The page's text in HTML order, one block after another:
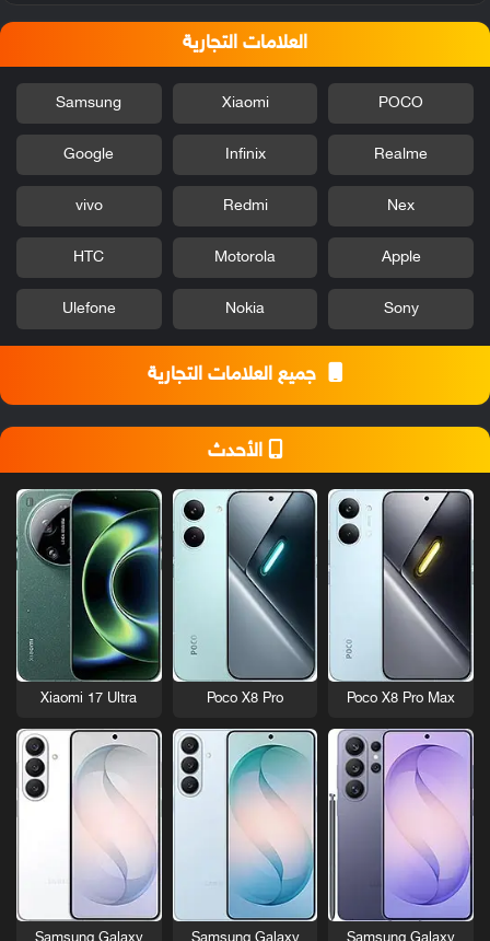
العلامات التجارية
POCO
Xiaomi
Samsung
Realme
Infinix
Google
Nex
Redmi
vivo
Apple
Motorola
HTC
Sony
Nokia
Ulefone
جميع العلامات التجارية
الأحدث
Poco X8 Pro Max
Poco X8 Pro
Xiaomi 17 Ultra